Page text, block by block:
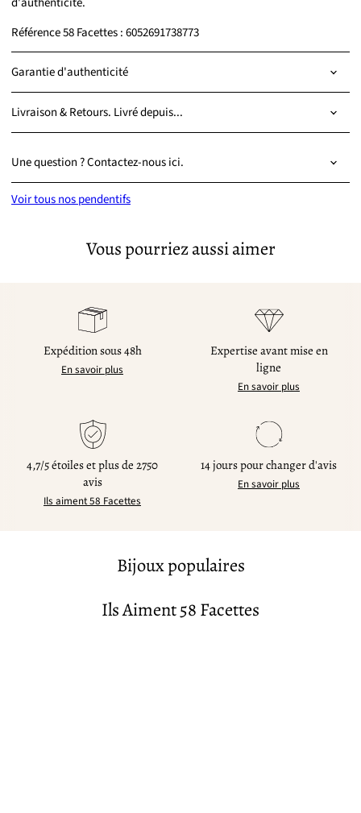
Référence 58 Facettes : 6052691738773
Garantie d'authenticité
Livraison & Retours. Livré depuis...
Une question ? Contactez-nous ici.
Voir tous nos pendentifs
Vous pourriez aussi aimer
Expédition sous 48h
En savoir plus
Expertise avant mise en
ligne
En savoir plus
4,7/5 étoiles et plus de 2750
avis
Ils aiment 58 Facettes
14 jours pour changer d'avis
En savoir plus
Bijoux populaires
Ils Aiment 58 Facettes